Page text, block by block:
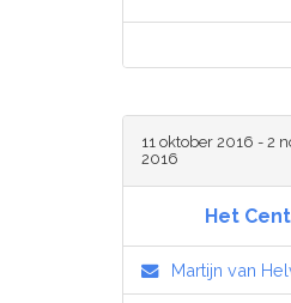
11 oktober 2016 - 2
2016
Het
Martijn van